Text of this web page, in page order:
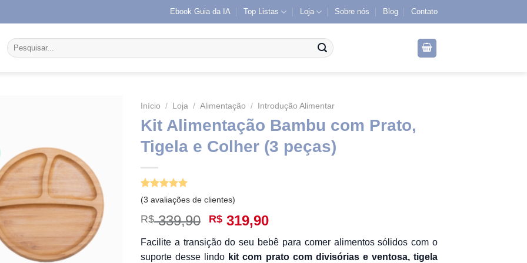
Ebook Guia da IA Top Listas Loja Sobre nós Blog Contato
Pesquisar
por:
Início / Loja / Alimentação / Introdução Alimentar
Kit Alimentação Bambu com Prato,
Tigela e Colher (3 peças)
Avaliado
como
5.00
de 5, com
baseado em
3
de clientes
(3 avaliações de clientes)
R$339,90 O
original
R$ 319,90O
preço
atual
Facilite a transição do seu bebê para comer alimentos sólidos com o
suporte desse lindo kit com prato com divisórias e ventosa, tigela